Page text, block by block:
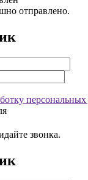
отправлено.
звонка.